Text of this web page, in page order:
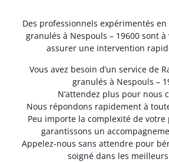
Des professionnels expérimentés en
granulés à Nespouls – 19600 sont
assurer une intervention
Vous avez besoin d’un service de
granulés à Nespouls –
N’attendez plus pour nous
Nous répondons rapidement à
Peu importe la complexité de votre
garantissons un
Appelez-nous sans attendre pour
soigné dans les